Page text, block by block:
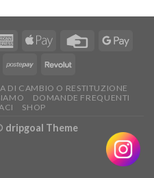
DI CAMBIO O RESTITUZIONE
DOMANDE FREQUENTI
SHOP
dripgoal Theme